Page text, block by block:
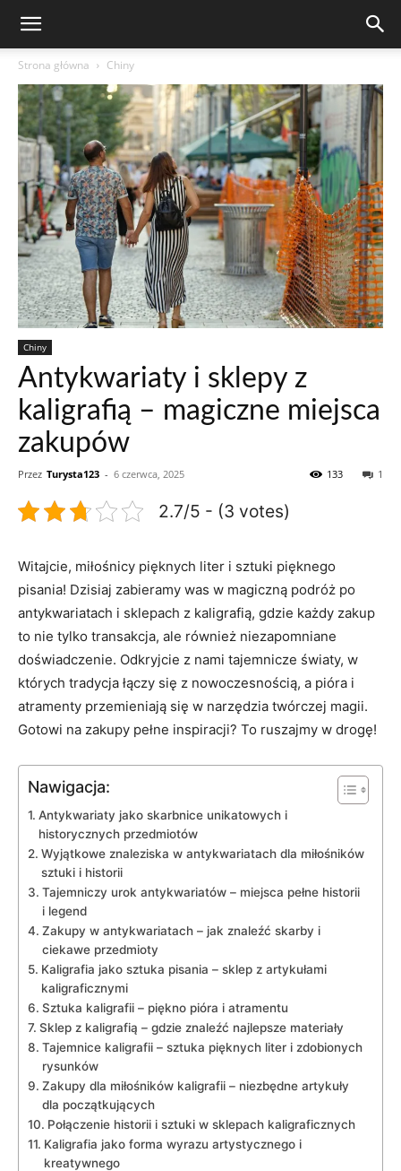
Strona główna Chiny
Chiny
Antykwariaty i sklepy z
kaligrafią – magiczne miejsca
zakupów
Przez Turysta123 - 6 czerwca, 2025 1
133
2.7/5 - (3 votes)
Witajcie, miłośnicy pięknych liter ⁢i⁤ sztuki pięknego
pisania!⁣ Dzisiaj zabieramy was w magiczną podróż po‍
antykwariatach i sklepach‌ z kaligrafią, gdzie ⁤każdy ⁤zakup
to nie ​tylko transakcja, ale również niezapomniane
doświadczenie. Odkryjcie z nami tajemnicze światy, w
których tradycja łączy się z nowoczesnością, a pióra i
atramenty przemieniają się w narzędzia ⁢twórczej magii.
Gotowi na ‌zakupy pełne inspiracji? To ruszajmy w drogę!
Nawigacja:
Antykwariaty jako skarbnice ​unikatowych i
historycznych przedmiotów
Wyjątkowe⁤ znaleziska ‌w antykwariatach dla miłośników
‌sztuki i historii
Tajemniczy urok antykwariatów – miejsca ⁤pełne historii
i legend
Zakupy ‌w antykwariatach – jak ‍znaleźć skarby i
ciekawe przedmioty
Kaligrafia jako ⁢sztuka pisania – sklep z ⁣artykułami
kaligraficznymi
Sztuka ‍kaligrafii –⁤ piękno pióra i atramentu
Sklep z kaligrafią – gdzie⁢ znaleźć najlepsze materiały
Tajemnice kaligrafii – sztuka pięknych liter i zdobionych
rysunków
Zakupy⁣ dla miłośników kaligrafii – niezbędne artykuły
dla⁣ początkujących
Połączenie⁣ historii i sztuki w sklepach kaligraficznych
Kaligrafia jako forma wyrazu​ artystycznego i
kreatywnego